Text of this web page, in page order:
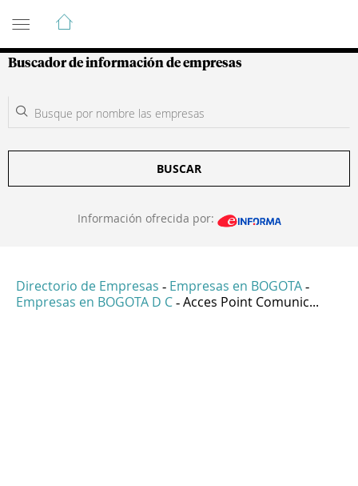
Guía de Empresas Colombianas
Buscador de información de empresas
BUSCAR
Información ofrecida por:
Directorio de Empresas - Empresas en BOGOTA -
Empresas en BOGOTA D C - Acces Point Comunic...